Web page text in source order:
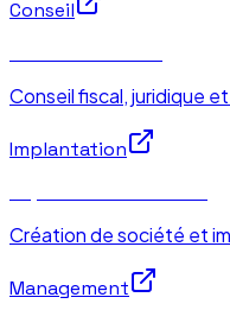
Conseil
Conseil fiscal, juridique
Implantation
Création de société et
Management